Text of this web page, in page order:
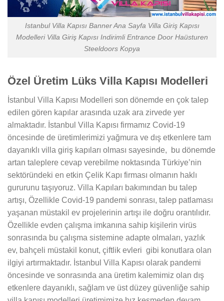
Istanbul Villa Kapısı Banner Ana Sayfa Villa Giriş Kapısı
Modelleri Villa Giriş Kapısı Indirimli Entrance Door Haüsturen
Steeldoors Kopya
Özel Üretim Lüks Villa Kapısı Modelleri
İstanbul Villa Kapısı Modelleri son dönemde en çok talep
edilen gören kapılar arasında uzak ara zirvede yer
almaktadır. İstanbul Villa Kapısı firmamız Covid-19
öncesinde de üretimlerimizi yağmura ve dış etkenlere tam
dayanıklı villa giriş kapıları olması sayesinde, bu dönemde
artan taleplere cevap verebilme noktasında Türkiye’nin
sektöründeki en etkin Çelik Kapı firması olmanın haklı
gururunu taşıyoruz. Villa Kapıları bakımından bu talep
artışı, Özellikle Covid-19 pandemi sonrası, talep patlaması
yaşanan müstakil ev projelerinin artışı ile doğru orantılıdır.
Özellikle evden çalışma imkanına sahip kişilerin virüs
sonrasında bu çalışma sistemine adapte olmaları, yazlık
ev, bahçeli müstakil konut, çiftlik evleri gibi konutlara olan
ilgiyi artırmaktadır. İstanbul Villa Kapısı olarak pandemi
öncesinde ve sonrasında ana üretim kalemimiz olan dış
etkenlere dayanıklı, sağlam ve üst düzey güvenliğe sahip